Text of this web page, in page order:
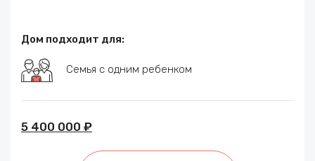
Дом подходит для:
Семья с одним ребенком
5 400 000 ₽